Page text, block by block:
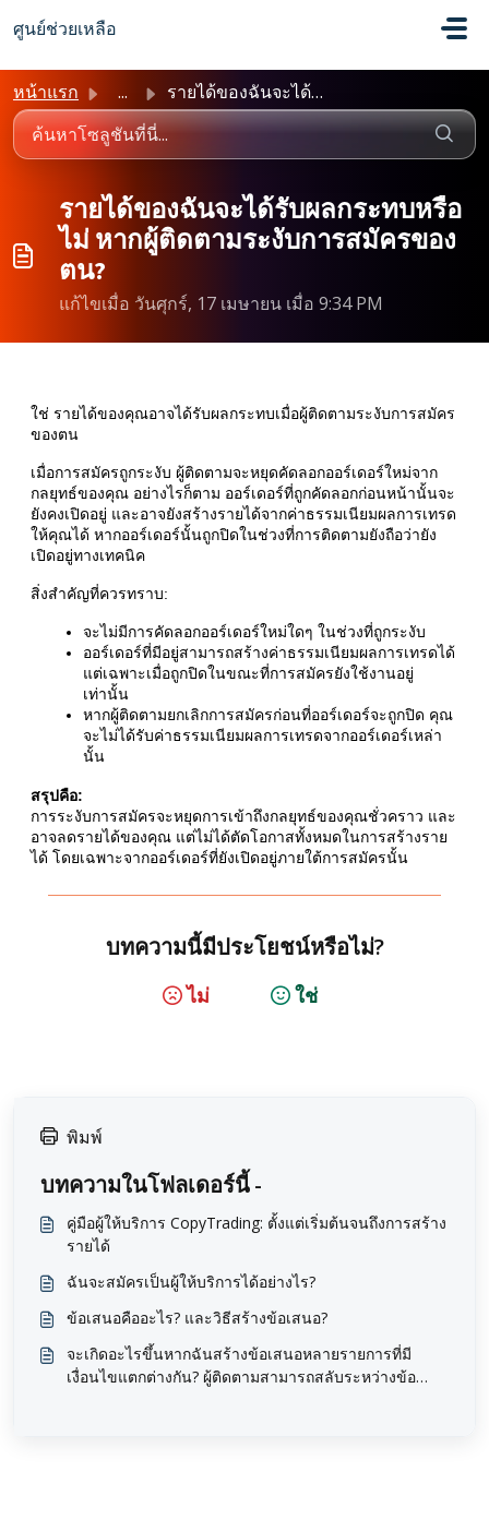
ศูนย์ช่วยเหลือ
หน้าแรก ... รายได้ของฉันจะได้รับผลกระทบหรือไม่ หากผู้ติดตามระงับการสม...
รายได้ของฉันจะได้รับผลกระทบหรือ
ไม่ หากผู้ติดตามระงับการสมัครของ
ตน?
แก้ไขเมื่อ วันศุกร์, 17 เมษายน เมื่อ 9:34 PM
ใช่ รายได้ของคุณอาจได้รับผลกระทบเมื่อผู้ติดตามระงับการสมัคร
ของตน
เมื่อการสมัครถูกระงับ ผู้ติดตามจะหยุดคัดลอกออร์เดอร์ใหม่จาก
กลยุทธ์ของคุณ อย่างไรก็ตาม ออร์เดอร์ที่ถูกคัดลอกก่อนหน้านั้นจะ
ยังคงเปิดอยู่ และอาจยังสร้างรายได้จากค่าธรรมเนียมผลการเทรด
ให้คุณได้ หากออร์เดอร์นั้นถูกปิดในช่วงที่การติดตามยังถือว่ายัง
เปิดอยู่ทางเทคนิค
สิ่งสำคัญที่ควรทราบ:
จะไม่มีการคัดลอกออร์เดอร์ใหม่ใดๆ ในช่วงที่ถูกระงับ
ออร์เดอร์ที่มีอยู่สามารถสร้างค่าธรรมเนียมผลการเทรดได้
แต่เฉพาะเมื่อถูกปิดในขณะที่การสมัครยังใช้งานอยู่
เท่านั้น
หากผู้ติดตามยกเลิกการสมัครก่อนที่ออร์เดอร์จะถูกปิด คุณ
จะไม่ได้รับค่าธรรมเนียมผลการเทรดจากออร์เดอร์เหล่า
นั้น
สรุปคือ:
การระงับการสมัครจะหยุดการเข้าถึงกลยุทธ์ของคุณชั่วคราว และ
อาจลดรายได้ของคุณ แต่ไม่ได้ตัดโอกาสทั้งหมดในการสร้างราย
ได้ โดยเฉพาะจากออร์เดอร์ที่ยังเปิดอยู่ภายใต้การสมัครนั้น
บทความนี้มีประโยชน์หรือไม่?
ไม่ ใช่
พิมพ์
บทความในโฟลเดอร์นี้ -
คู่มือผู้ให้บริการ CopyTrading: ตั้งแต่เริ่มต้นจนถึงการสร้าง
รายได้
ฉันจะสมัครเป็นผู้ให้บริการได้อย่างไร?
ข้อเสนอคืออะไร? และวิธีสร้างข้อเสนอ?
จะเกิดอะไรขึ้นหากฉันสร้างข้อเสนอหลายรายการที่มี
เงื่อนไขแตกต่างกัน? ผู้ติดตามสามารถสลับระหว่างข้อ